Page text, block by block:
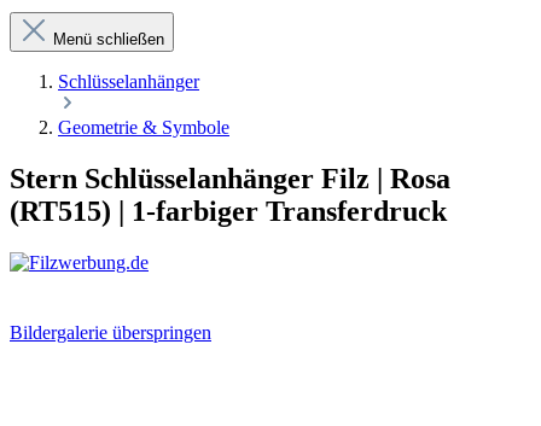
Menü schließen
Schlüsselanhänger
Geometrie & Symbole
Stern Schlüsselanhänger Filz | Rosa
(RT515) | 1-farbiger Transferdruck
Bildergalerie überspringen